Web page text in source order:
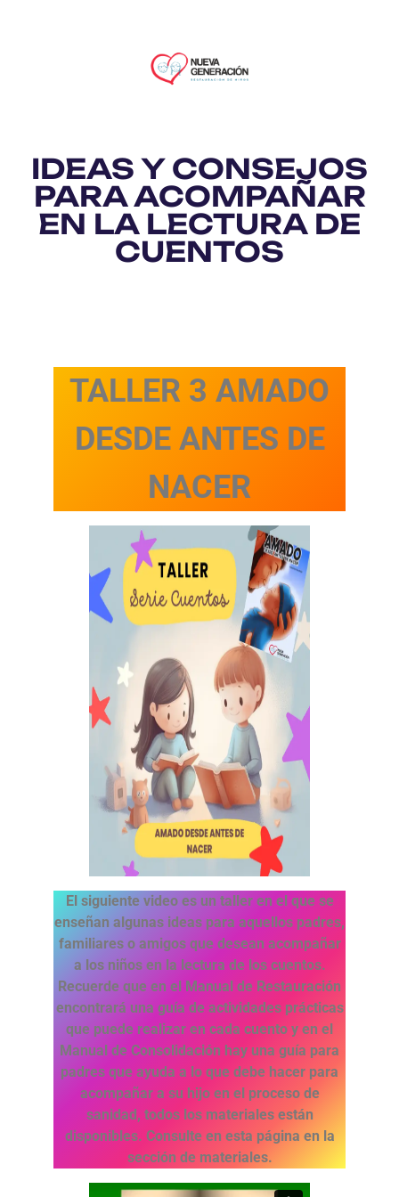
IDEAS Y CONSEJOS
PARA ACOMPAÑAR
EN LA LECTURA DE
CUENTOS
TALLER 3 AMADO
DESDE ANTES DE
NACER
El siguiente video es un taller en el que se
enseñan algunas ideas para aquellos padres,
familiares o amigos que desean acompañar
a los niños en la lectura de los cuentos.
Recuerde que en el Manual de Restauración
encontrará una guía de actividades prácticas
que puede realizar en cada cuento y en el
Manual de Consolidación hay una guía para
padres que ayuda a lo que debe hacer para
acompañar a su hijo en el proceso de
sanidad, todos los materiales están
disponibles. Consulte en esta página en la
sección de materiales.